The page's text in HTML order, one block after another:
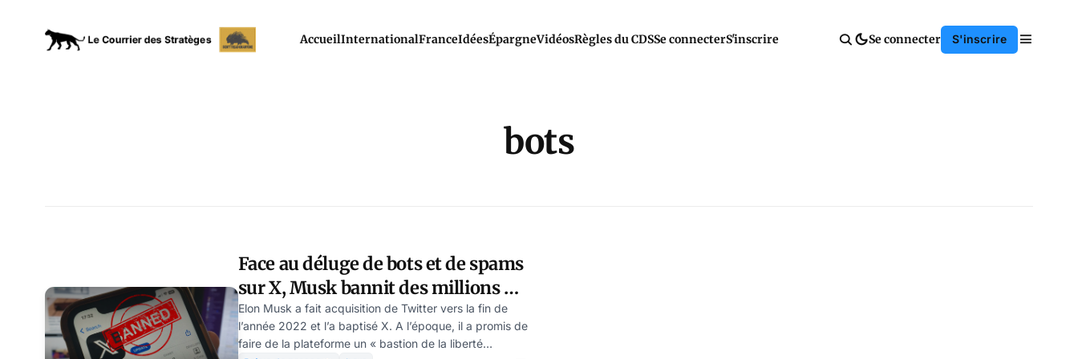
AccueilInternationalFranceIdéesÉpargneVidéosRègles du CDSSe connecterS'inscrire Se connecter S'inscrire
bots
Face au déluge de bots et de spams
sur X, Musk bannit des millions de
comptes
Elon Musk a fait acquisition de Twitter vers la fin de
l’année 2022 et l’a baptisé X. A l’époque, il a promis de
faire de la plateforme un « bastion de la liberté